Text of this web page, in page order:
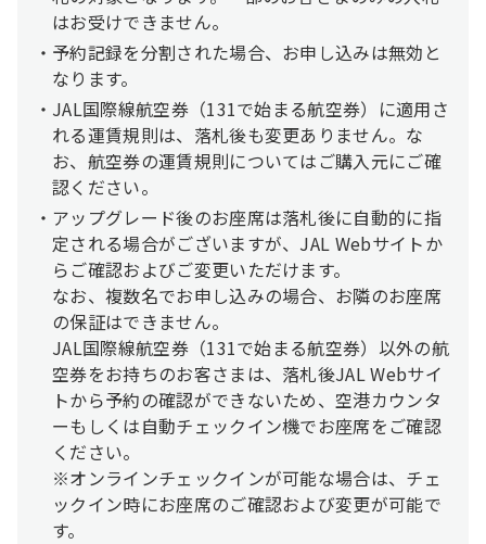
はお受けできません。
予約記録を分割された場合、お申し込みは無効と
なります。
JAL国際線航空券（131で始まる航空券）に適用さ
れる運賃規則は、落札後も変更ありません。な
お、航空券の運賃規則についてはご購入元にご確
認ください。
アップグレード後のお座席は落札後に自動的に指
定される場合がございますが、JAL Webサイトか
らご確認およびご変更いただけます。
なお、複数名でお申し込みの場合、お隣のお座席
の保証はできません。
JAL国際線航空券（131で始まる航空券）以外の航
空券をお持ちのお客さまは、落札後JAL Webサイ
トから予約の確認ができないため、空港カウンタ
ーもしくは自動チェックイン機でお座席をご確認
ください。
※オンラインチェックインが可能な場合は、チェ
ックイン時にお座席のご確認および変更が可能で
す。